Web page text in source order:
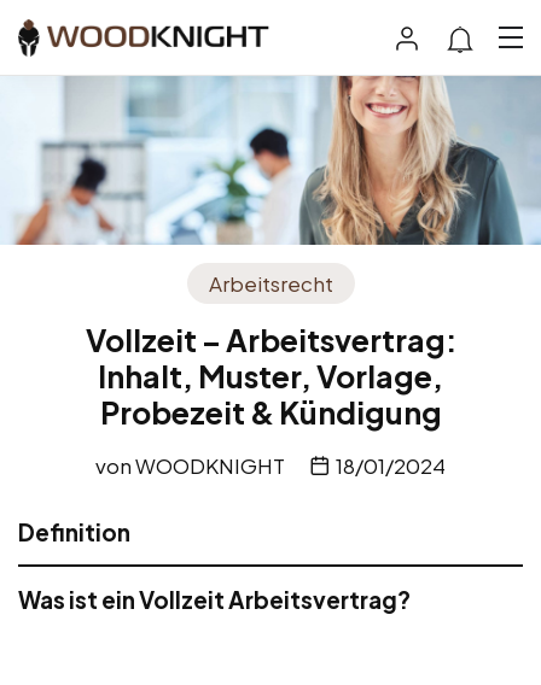
Arbeitsrecht
Vollzeit – Arbeitsvertrag:
Inhalt, Muster, Vorlage,
Probezeit & Kündigung
vonWOODKNIGHT 18/01/2024
Definition
Was ist ein Vollzeit Arbeitsvertrag?